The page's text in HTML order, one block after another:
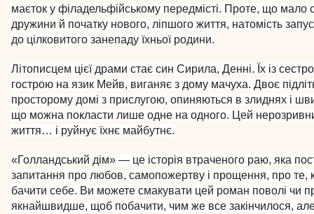
маєток у філадельфійському передмісті. Проте, що мало
дружини й початку нового, ліпшого життя, натомість
до цілковитого занепаду їхньої родини.
Літописцем цієї драми стає син Сирила, Денні. Їх із
гострою на язик Мейв, виганяє з дому мачуха. Двоє
просторому домі з прислугою, опиняються в злиднях і
що можна покласти лише одне на одного. Цей
життя… і руйнує їхнє майбутнє.
«Голландський дім» — це історія втраченого раю, яка
запитання про любов, самопожертву і прощення, про те,
бачити себе. Ви можете смакувати цей роман поволі чи
якнайшвидше, щоб побачити, чим же все закінчилося,